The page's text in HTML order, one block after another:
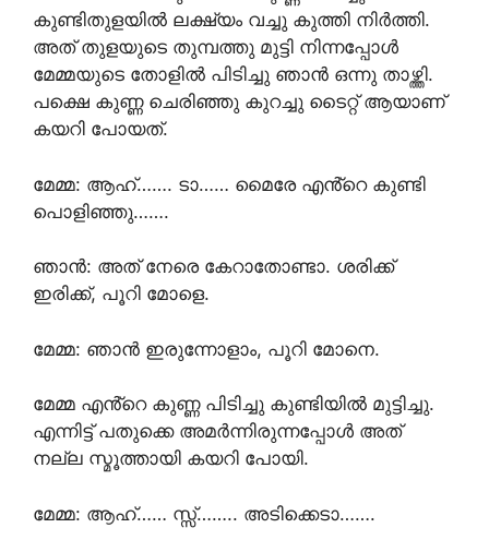
കുണ്ടിതുളയിൽ ലക്ഷ്യം വച്ചു കുത്തി നിർത്തി.
അത് തുളയുടെ തുമ്പത്തു മുട്ടി നിന്നപ്പോൾ
മേമ്മയുടെ തോളിൽ പിടിച്ചു ഞാൻ ഒന്നു താഴ്ത്തി.
പക്ഷെ കുണ്ണ ചെരിഞ്ഞു കുറച്ചു ടൈറ്റ് ആയാണ്
കയറി പോയത്.
മേമ്മ: ആഹ്……. ടാ…… മൈരേ എൻ്റെ കുണ്ടി
പൊളിഞ്ഞു…….
ഞാൻ: അത് നേരെ കേറാതോണ്ടാ. ശരിക്ക്
ഇരിക്ക്, പൂറി മോളെ.
മേമ്മ: ഞാൻ ഇരുന്നോളാം, പൂറി മോനെ.
മേമ്മ എൻ്റെ കുണ്ണ പിടിച്ചു കുണ്ടിയിൽ മുട്ടിച്ചു.
എന്നിട്ട് പതുക്കെ അമർന്നിരുന്നപ്പോൾ അത്
നല്ല സ്മൂത്തായി കയറി പോയി.
മേമ്മ: ആഹ്…… സ്സ്‌…….. അടിക്കെടാ…….